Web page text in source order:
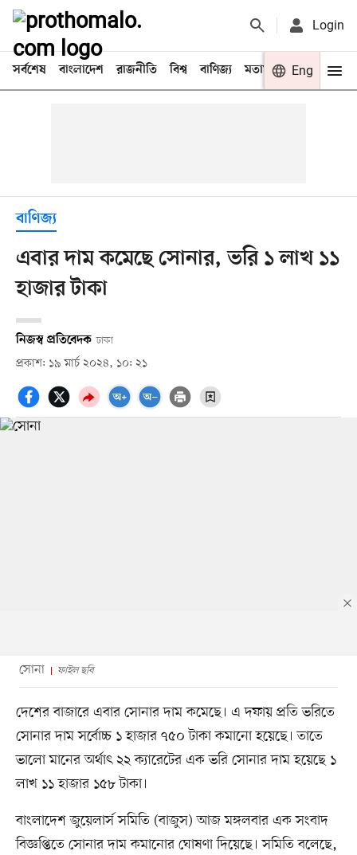
Login
সর্বশেষ বাংলাদেশ রাজনীতি বিশ্ব বাণিজ্য মতামত খেলা
Eng
বাণিজ্য
এবার দাম কমেছে সোনার, ভরি ১ লাখ ১১
হাজার টাকা
নিজস্ব প্রতিবেদক ঢাকা
প্রকাশ: ১৯ মার্চ ২০২৪, ১০: ২১
সোনা ফাইল ছবি
দেশের বাজারে এবার সোনার দাম কমেছে। এ দফায় প্রতি ভরিতে
সোনার দাম সর্বোচ্চ ১ হাজার ৭৫০ টাকা কমানো হয়েছে। তাতে
ভালো মানের অর্থাৎ ২২ ক্যারেটের এক ভরি সোনার দাম হয়েছে ১
লাখ ১১ হাজার ১৫৮ টাকা।
বাংলাদেশ জুয়েলার্স সমিতি (বাজুস) আজ মঙ্গলবার এক সংবাদ
বিজ্ঞপ্তিতে সোনার দাম কমানোর ঘোষণা দিয়েছে। সমিতি বলেছে,